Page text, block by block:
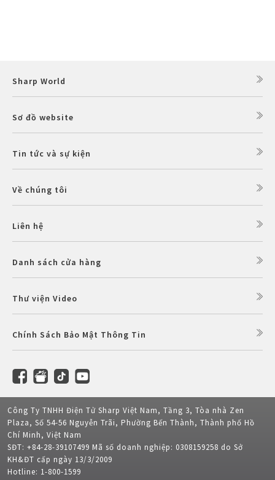
Sharp World
Sơ đồ website
Tin tức và sự kiện
Về chúng tôi
Liên hệ
Danh sách cửa hàng
Thư viện Video
Chính Sách Bảo Mật Thông Tin
Công Ty TNHH Điện Tử Sharp Việt Nam, Tầng 3, Tòa nhà Zen
Plaza, Số 54-56 Nguyễn Trãi, Phường Bến Thành, Thành phố Hồ
Chí Minh, Việt Nam
SĐT: +84-28-39107499 Mã số doanh nghiệp: 0308159258 do Sở
KH&ĐT cấp ngày 13/3/2009
Hotline: 1-800-1599